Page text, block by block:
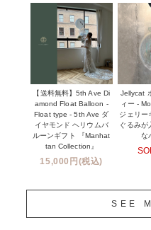
１１０００円以上
NEW YORK MIND - ニュ
※コンフェッティバルーン
企業・法人様
ウェディングコンフェッテ
実店舗について -大阪 堀江
センター店・沖縄 嘉手納基
プリントサービス
前撮り写真バルーン特集
姉妹店＆関連ショップにつ
安心のチャビーバルーン
【送料無料】5th Ave Di
amond Float Balloon -
Float type - 5th Ave ダ
イヤモンド ヘリウムバ
ルーンギフト 『Manhat
tan Collection』
15,000円(税込)
Jellycat
ィー -
ジェリー
ぐるみが
な
SEE